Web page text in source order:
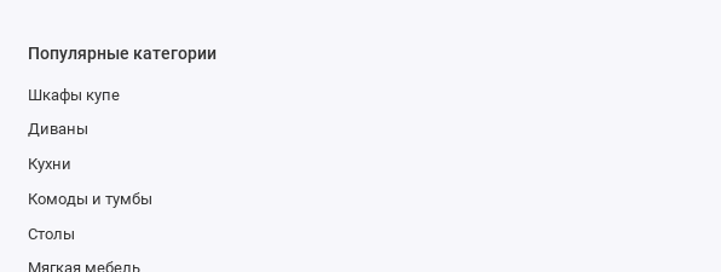
Популярные категории
Шкафы купе
Диваны
Кухни
Комоды и тумбы
Столы
Мягкая мебель